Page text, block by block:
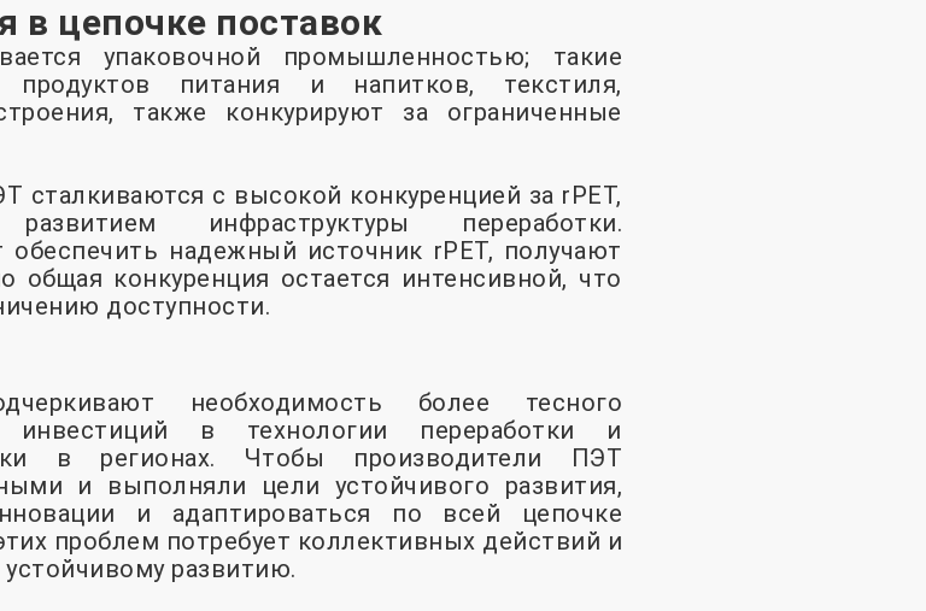
в цепочке поставок
упаковочной промышленностью; такие
питания и напитков, текстиля,
также конкурируют за ограниченные
сталкиваются с высокой конкуренцией за rPET,
инфраструктуры переработки.
надежный источник rPET, получают
общая конкуренция остается интенсивной, что
доступности.
необходимость более тесного
инвестиций в технологии переработки и
в регионах. Чтобы производители ПЭТ
и выполняли цели устойчивого развития,
и адаптироваться по всей цепочке
проблем потребует коллективных действий и
развитию.